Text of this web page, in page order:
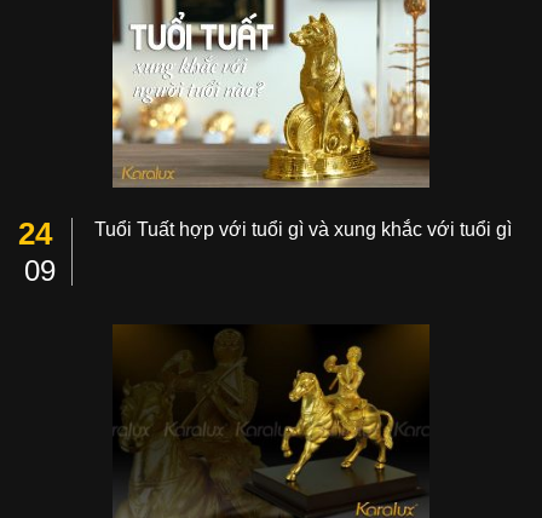
24
09
Tuổi Tuất hợp với tuổi gì và xung khắc với tuổi gì